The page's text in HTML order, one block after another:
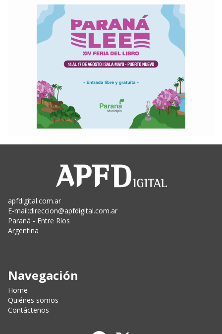
apfdigital.com.ar
E-mail:direccion@apfdigital.com.ar
Paraná - Entre Ríos
Argentina
Navegación
Home
Quiénes somos
Contáctenos